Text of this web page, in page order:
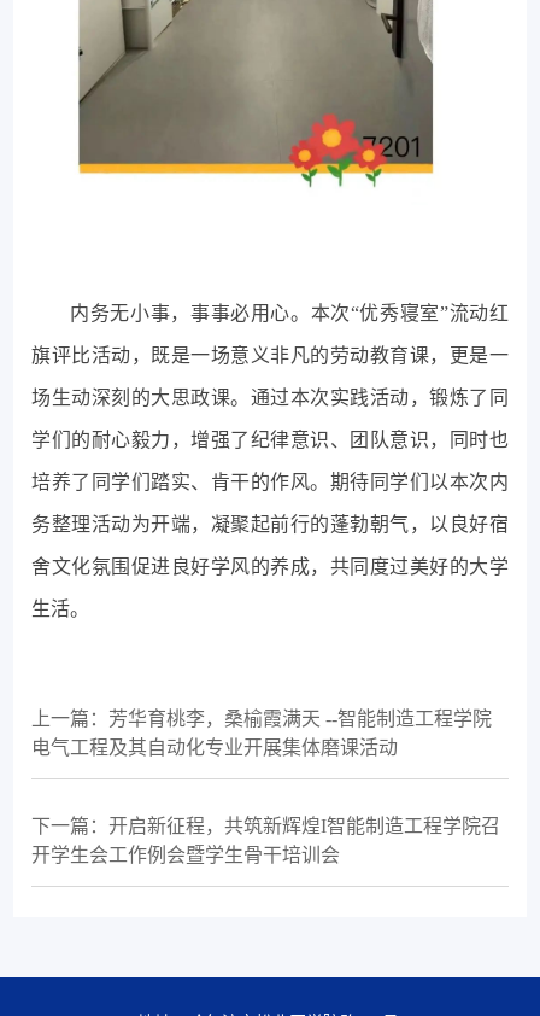
内务无小事，事事必用心。 本次“优秀寝室”流动红
旗评比活动，既是一场意义非凡的劳动教育课，更是一
场生动深刻的大思政课。通过本次实践活动，锻炼了同
学们的耐心毅力，增强了纪律意识、团队意识，同时也
培养了同学们踏实、肯干的作风。期待同学们以本次内
务整理活动为开端，凝聚起前行的蓬勃朝气，以良好宿
舍文化氛围促进良好学风的养成，共同度过美好的大学
生活。
上一篇：芳华育桃李，桑榆霞满天 --智能制造工程学院
电气工程及其自动化专业开展集体磨课活动
下一篇：开启新征程，共筑新辉煌I智能制造工程学院召
开学生会工作例会暨学生骨干培训会